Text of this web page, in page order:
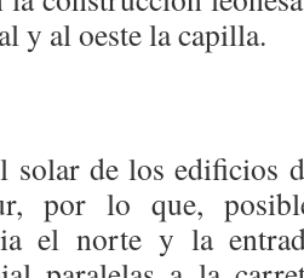
y al oeste la capilla.
solar de los edificios
por lo que,
el norte y la